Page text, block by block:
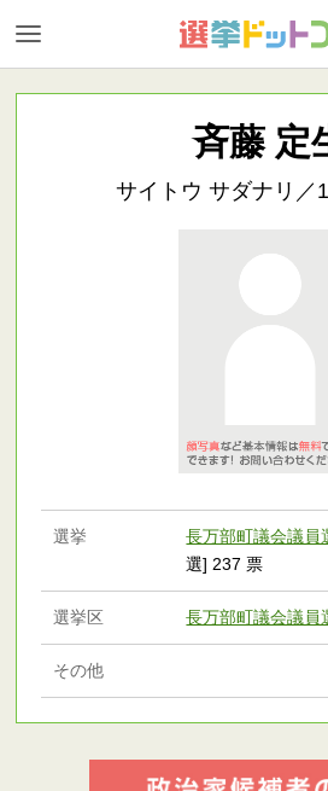
斉藤 定
サイトウ サダナリ／
選挙 長万部町議会議員
選] 237 票
選挙区 長万部町議会議員
その他